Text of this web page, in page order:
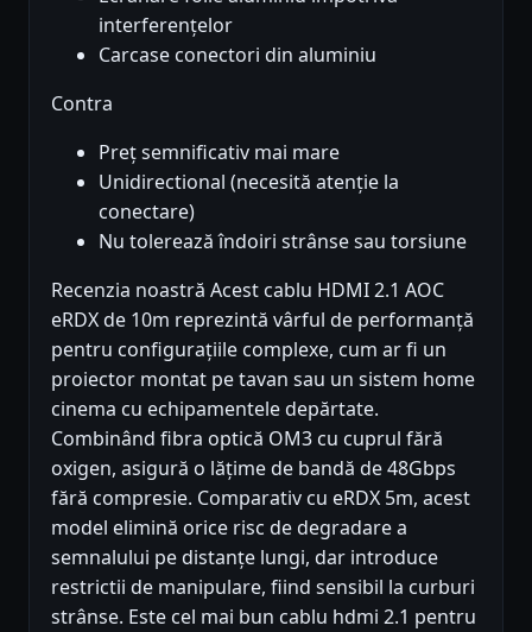
interferențelor
Carcase conectori din aluminiu
Contra
Preț semnificativ mai mare
Unidirectional (necesită atenție la
conectare)
Nu tolerează îndoiri strânse sau torsiune
Recenzia noastră Acest cablu HDMI 2.1 AOC
eRDX de 10m reprezintă vârful de performanță
pentru configurațiile complexe, cum ar fi un
proiector montat pe tavan sau un sistem home
cinema cu echipamentele depărtate.
Combinând fibra optică OM3 cu cuprul fără
oxigen, asigură o lățime de bandă de 48Gbps
fără compresie. Comparativ cu eRDX 5m, acest
model elimină orice risc de degradare a
semnalului pe distanțe lungi, dar introduce
restrictii de manipulare, fiind sensibil la curburi
strânse. Este cel mai bun cablu hdmi 2.1 pentru